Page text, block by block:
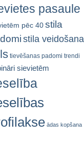
pasaule
pēc 40stila
stila veidošana
tievēšanas padomi trendi
sievietēm
ādas kopšana